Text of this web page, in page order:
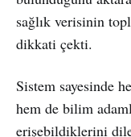
sağlık verisinin
dikkati çekti.
Sistem sayesinde
hem de bilim
erişebildiklerini